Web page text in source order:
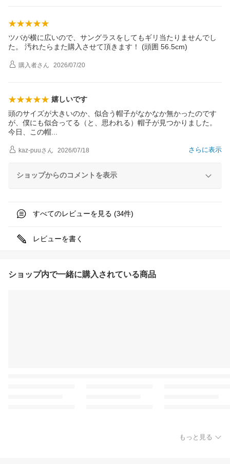
ツバが横に広いので、サングラスをしてもギリ当たりませんでし
た。 汚れたらまた購入させて頂きます！ (頭囲 56.5cm)
購入者さん 2026/07/20
嬉しいです
頭のサイズが大きいのか、似合う帽子がなかなか無かったのです
が、僕にも似合ってる（と、思われる）帽子が見つかりました。
今日、この帽
さらに表示
kaz-puuさん 2026/07/18
ショップからのコメントを表示
すべてのレビューを見る (34件)
レビューを書く
ショップ内で一緒に購入されている商品
もっと見る